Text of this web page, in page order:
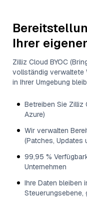
Ihrer
Zilliz Cloud BYOC
vollständig verwaltete
in Ihrer Umgebung
Betreiben Sie Zilliz
Azure)
Wir verwalten
(Patches, Updates
99,95 %
Unternehmen
Ihre Daten bleiben
Steuerungsebene,